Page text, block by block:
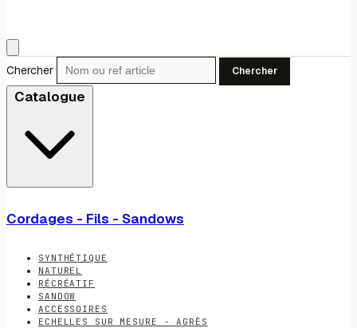
Chercher Chercher
Catalogue
Cordages - Fils - Sandows
SYNTHÉTIQUE
NATUREL
RÉCRÉATIF
SANDOW
ACCESSOIRES
ECHELLES SUR MESURE - AGRÈS